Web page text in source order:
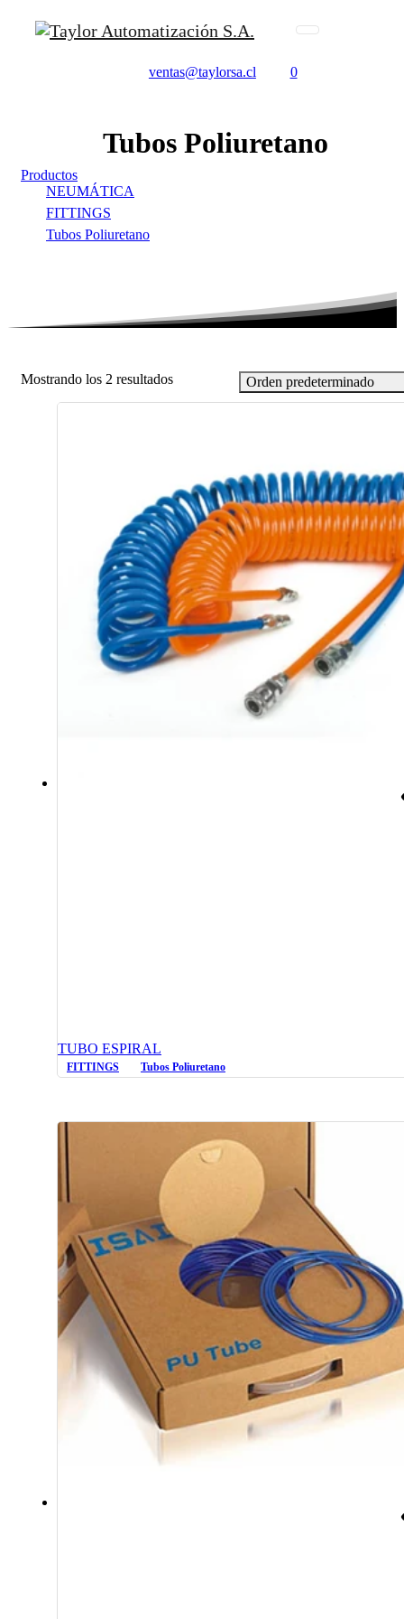
ventas@taylorsa.cl 0
Tubos Poliuretano
Productos
NEUMÁTICA
FITTINGS
Tubos Poliuretano
Mostrando los 2 resultados Orden predeterminado
TUBO ESPIRAL
FITTINGS Tubos Poliuretano